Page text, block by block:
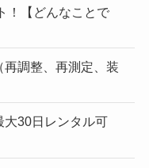
！【どんなことで
調整、再測定、装
大30日レンタル可